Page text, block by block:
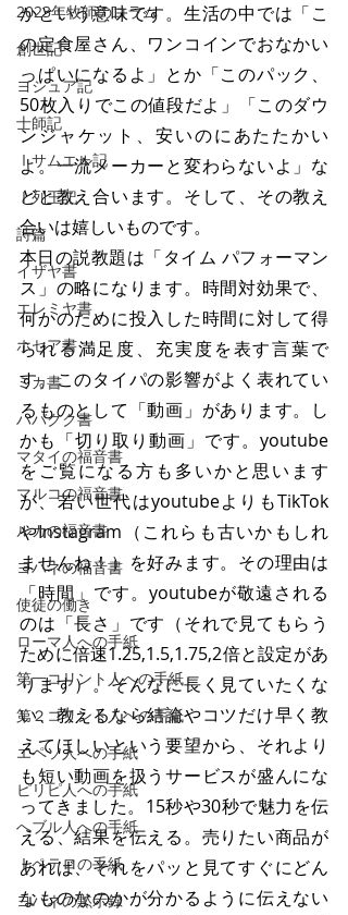
2023年牧師のコラム
創世記
ヨシュア記
士師記
Ⅰサムエル記
Ⅰ列王記
詩篇
イザヤ書
エレミヤ書
ホセア書
ミカ書
ハバクク書
マタイの福音書
マルコの福音書
ルカの福音書
ヨハネの福音書
使徒の働き
ローマ人への手紙
第一コリント人への手紙
第２コリント人への手紙
エペソ人への手紙
ピリピ人への手紙
へブル人への手紙
Ⅰペテロの手紙
ヨハネの黙示録
かという意味です。生活の中では「こ
の定食屋さん、ワンコインでおなかい
っぱいになるよ」とか「このパック、
50枚入りでこの値段だよ」「このダウ
ンジャケット、安いのにあたたかい
よ。一流メーカーと変わらないよ」な
どと教え合います。そして、その教え
合いは嬉しいものです。
本日の説教題は「タイム パフォーマン
ス」の略になります。時間対効果で、
何かのために投入した時間に対して得
られる満足度、充実度を表す言葉で
す。このタイパの影響がよく表れてい
るものとして「動画」があります。し
かも「切り取り動画」です。youtube
をご覧になる方も多いかと思います
が、若い世代はyoutubeよりもTikTok
やInstagram（これらも古いかもしれ
ませんね！）を好みます。その理由は
「時間」です。youtubeが敬遠される
のは「長さ」です（それで見てもらう
ために倍速1.25,1.5,1.75,2倍と設定があ
ります）。そんなに長く見ていたくな
い、教えるなら結論やコツだけ早く教
えてほしいという要望から、それより
も短い動画を扱うサービスが盛んにな
ってきました。15秒や30秒で魅力を伝
える、結果を伝える。売りたい商品が
あれば、それをパッと見てすぐにどん
なものなのかが分かるように伝えない